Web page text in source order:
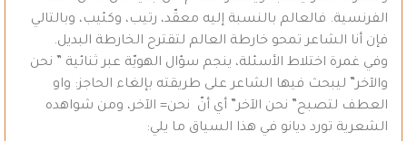
الفرنسية. فالعالم بالنسبة إليه معقّد، رتيب، وكئيب، وبالتالي
فإن أنا الشاعر تمحو خارطة العالم لتقترح الخارطة البديل.
وفي غمرة اختلاط الأسئلة، ينجم سؤال الهويّة عبر ثنائية ” نحن
والآخر” ليبحث فيها الشاعر على طريقته بإلغاء الحاجز: واو
العطف لتصبح” نحن الآخر” أي أنّ نحن= الآخر، ومن شواهده
الشعرية تورد ديانو في هذا السياق ما يلي: